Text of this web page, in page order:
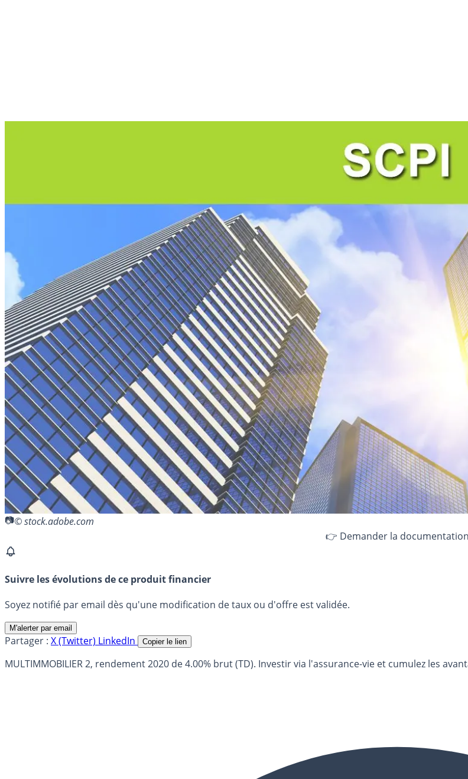
© stock.adobe.com
👉 Demander la documentation
Suivre les évolutions de ce produit financier
Soyez notifié par email dès qu'une modification de taux ou d'offre est validée.
M'alerter par email
Partager : X (Twitter) LinkedIn Copier le lien
MULTIMMOBILIER 2, rendement 2020 de 4.00% brut (TD). Investir via l'assurance-vie et cumulez les